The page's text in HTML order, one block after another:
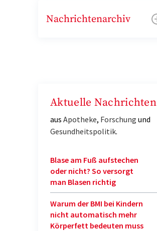
Nachrichtenarchiv
Aktuelle Nachrichten
aus Apotheke, Forschung und
Gesundheitspolitik.
Blase am Fuß aufstechen
oder nicht? So versorgt
man Blasen richtig
Warum der BMI bei Kindern
nicht automatisch mehr
Körperfett bedeuten muss